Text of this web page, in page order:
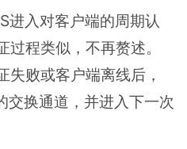
入对客户端的周期认
程类似，不再赘述。
失败或客户端离线后，
交换通道，并进入下一次